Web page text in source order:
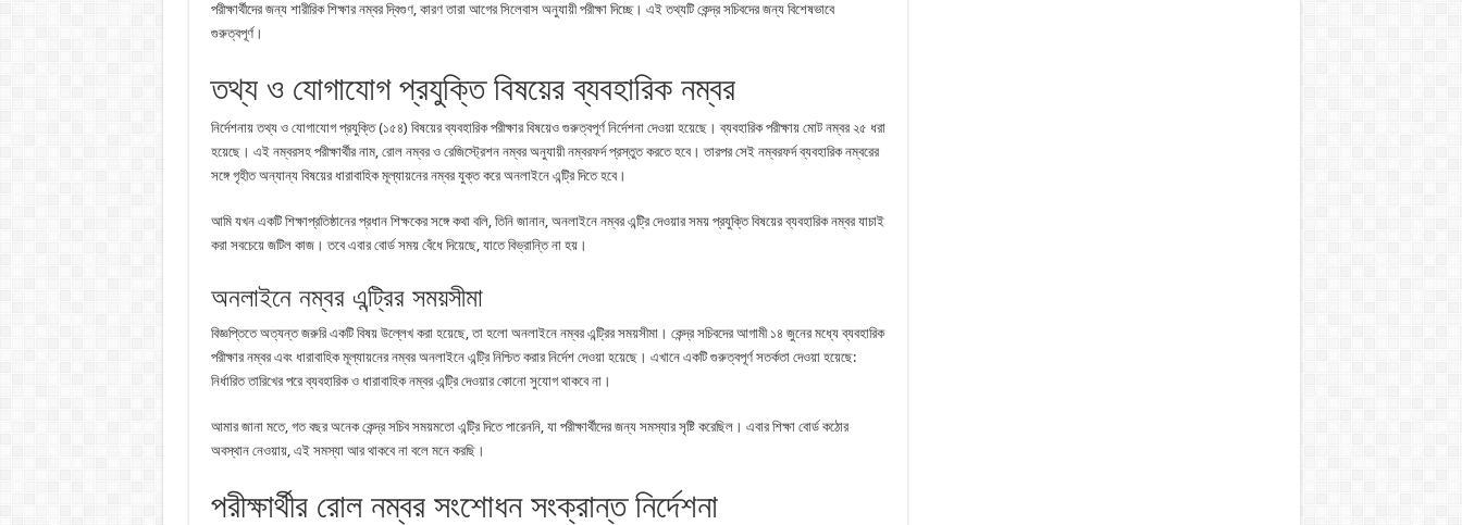
পরীক্ষার্থীদের জন্য শারীরিক শিক্ষার নম্বর দ্বিগুণ, কারণ তারা আগের সিলেবাস অনুযায়ী পরীক্ষা দিচ্ছে। এই তথ্যটি কেন্দ্র সচিবদের জন্য বিশেষভাবে
গুরুত্বপূর্ণ।
তথ্য ও যোগাযোগ প্রযুক্তি বিষয়ের ব্যবহারিক নম্বর
নির্দেশনায় তথ্য ও যোগাযোগ প্রযুক্তি (১৫৪) বিষয়ের ব্যবহারিক পরীক্ষার বিষয়েও গুরুত্বপূর্ণ নির্দেশনা দেওয়া হয়েছে। ব্যবহারিক পরীক্ষায় মোট নম্বর ২৫ ধরা
হয়েছে। এই নম্বরসহ পরীক্ষার্থীর নাম, রোল নম্বর ও রেজিস্ট্রেশন নম্বর অনুযায়ী নম্বরফর্দ প্রস্তুত করতে হবে। তারপর সেই নম্বরফর্দ ব্যবহারিক নম্বরের
সঙ্গে গৃহীত অন্যান্য বিষয়ের ধারাবাহিক মূল্যায়নের নম্বর যুক্ত করে অনলাইনে এন্ট্রি দিতে হবে।
আমি যখন একটি শিক্ষাপ্রতিষ্ঠানের প্রধান শিক্ষকের সঙ্গে কথা বলি, তিনি জানান, অনলাইনে নম্বর এন্ট্রি দেওয়ার সময় প্রযুক্তি বিষয়ের ব্যবহারিক নম্বর যাচাই
করা সবচেয়ে জটিল কাজ। তবে এবার বোর্ড সময় বেঁধে দিয়েছে, যাতে বিভ্রান্তি না হয়।
অনলাইনে নম্বর এন্ট্রির সময়সীমা
বিজ্ঞপ্তিতে অত্যন্ত জরুরি একটি বিষয় উল্লেখ করা হয়েছে, তা হলো অনলাইনে নম্বর এন্ট্রির সময়সীমা। কেন্দ্র সচিবদের আগামী ১৪ জুনের মধ্যে ব্যবহারিক
পরীক্ষার নম্বর এবং ধারাবাহিক মূল্যায়নের নম্বর অনলাইনে এন্ট্রি নিশ্চিত করার নির্দেশ দেওয়া হয়েছে। এখানে একটি গুরুত্বপূর্ণ সতর্কতা দেওয়া হয়েছে:
নির্ধারিত তারিখের পরে ব্যবহারিক ও ধারাবাহিক নম্বর এন্ট্রি দেওয়ার কোনো সুযোগ থাকবে না।
আমার জানা মতে, গত বছর অনেক কেন্দ্র সচিব সময়মতো এন্ট্রি দিতে পারেননি, যা পরীক্ষার্থীদের জন্য সমস্যার সৃষ্টি করেছিল। এবার শিক্ষা বোর্ড কঠোর
অবস্থান নেওয়ায়, এই সমস্যা আর থাকবে না বলে মনে করছি।
পরীক্ষার্থীর রোল নম্বর সংশোধন সংক্রান্ত নির্দেশনা